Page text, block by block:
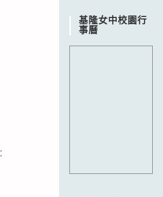
基隆女中校園行
事曆